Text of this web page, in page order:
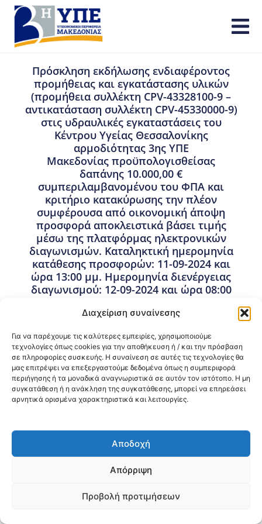
Διαχείριση συναίνεσης
Για να παρέχουμε τις καλύτερες εμπειρίες, χρησιμοποιούμε
τεχνολογίες όπως cookies για την αποθήκευση ή / και την πρόσβαση
σε πληροφορίες συσκευής. Η συναίνεση σε αυτές τις τεχνολογίες θα
μας επιτρέψει να επεξεργαστούμε δεδομένα όπως η συμπεριφορά
περιήγησης ή τα μοναδικά αναγνωριστικά σε αυτόν τον ιστότοπο. Η μη
συγκατάθεση ή η ανάκληση της συγκατάθεσης, μπορεί να επηρεάσει
αρνητικά ορισμένα χαρακτηριστικά και λειτουργίες.
Αποδοχή
Απόρριψη
Προβολή προτιμήσεων
Πρόσκληση εκδήλωσης ενδιαφέροντος
προμήθειας και εγκατάστασης υλικών
(προμήθεια συλλέκτη CPV-43328100-9 –
αντικατάσταση συλλέκτη CPV-45330000-9)
στις υδραυλικές εγκαταστάσεις του
Κέντρου Υγείας Θεσσαλονίκης
αρμοδιότητας 3ης ΥΠΕ
Μακεδονίας προϋπολογισθείσας
δαπάνης 10.000,00 €
συμπεριλαμβανομένου του ΦΠΑ και
κριτήριο κατακύρωσης την πλέον
συμφέρουσα από οικονομική άποψη
προσφορά αποκλειστικά βάσει τιμής
μέσω της πλατφόρμας ηλεκτρονικών
διαγωνισμών. Καταληκτική ημερομηνία
κατάθεσης προσφορών: 11-09-2024 και
ώρα 13:00 μμ. Ημερομηνία διενέργειας
διαγωνισμού: 12-09-2024 και ώρα 08:00
Προμήθειες - Συμβάσεις,Προμήθειες 3ης ΥΠΕ
Κοινοποίηση:
@2026 3ype.gr All rights reserved
email: 3ype@3ype.gr
Website Visits: